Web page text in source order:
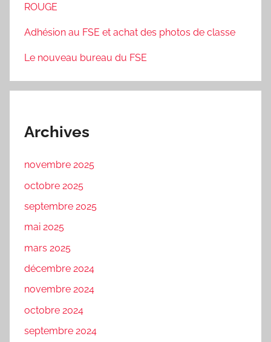
ROUGE
Adhésion au FSE et achat des photos de classe
Le nouveau bureau du FSE
Archives
novembre 2025
octobre 2025
septembre 2025
mai 2025
mars 2025
décembre 2024
novembre 2024
octobre 2024
septembre 2024